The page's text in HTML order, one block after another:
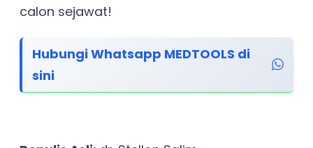
calon sejawat!
Hubungi Whatsapp MEDTOOLS di
sini